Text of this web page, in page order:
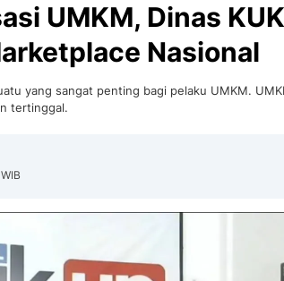
UMKM, Dinas
Nasional
yang sangat penting bagi pelaku UMKM.
tertinggal.